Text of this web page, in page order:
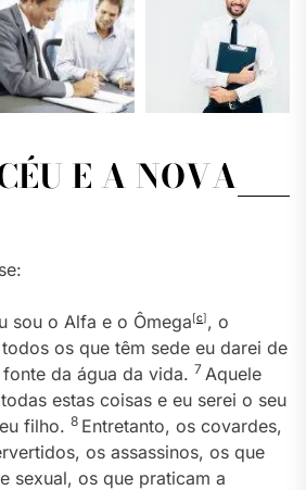
E A NOVA
sou o Alfa e o Ômega[c], o
os que têm sede eu darei de
da água da vida. 7 Aquele
estas coisas e eu serei o seu
filho. 8 Entretanto, os covardes,
os assassinos, os que
sexual, os que praticam a